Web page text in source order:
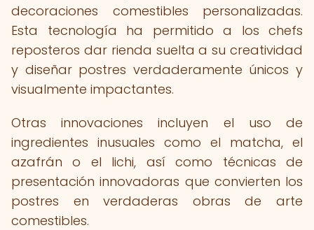
decoraciones comestibles personalizadas.
Esta tecnología ha permitido a los chefs
reposteros dar rienda suelta a su creatividad
y diseñar postres verdaderamente únicos y
visualmente impactantes.
Otras innovaciones incluyen el uso de
ingredientes inusuales como el matcha, el
azafrán o el lichi, así como técnicas de
presentación innovadoras que convierten los
postres en verdaderas obras de arte
comestibles.